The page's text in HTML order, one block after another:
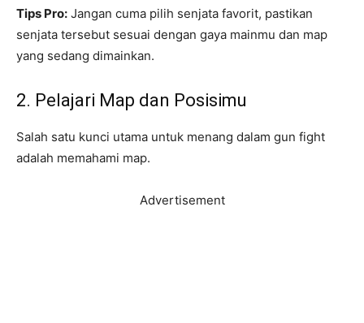
Tips Pro: Jangan cuma pilih senjata favorit, pastikan
senjata tersebut sesuai dengan gaya mainmu dan map
yang sedang dimainkan.
2. Pelajari Map dan Posisimu
Salah satu kunci utama untuk menang dalam gun fight
adalah memahami map.
Advertisement